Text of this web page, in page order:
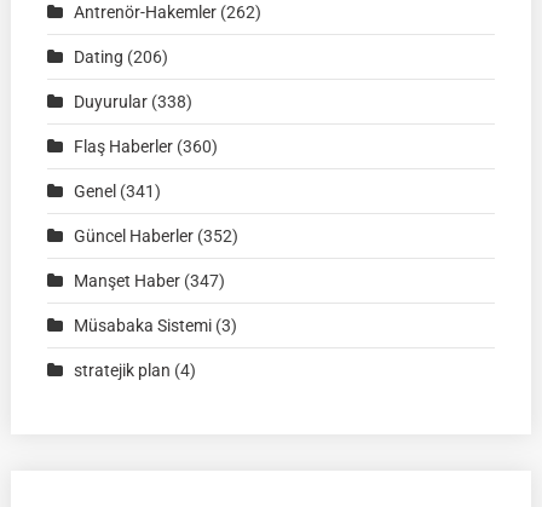
Ürünlü-
İSİM
Antrenör-Hakemler(262)
Dating (206)
Duyurular(338)
Flaş Haberler(360)
Genel (341)
Güncel Haberler(352)
Manşet Haber(347)
Müsabaka Sistemi(3)
stratejik plan (4)